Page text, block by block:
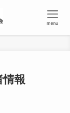
menu
情報